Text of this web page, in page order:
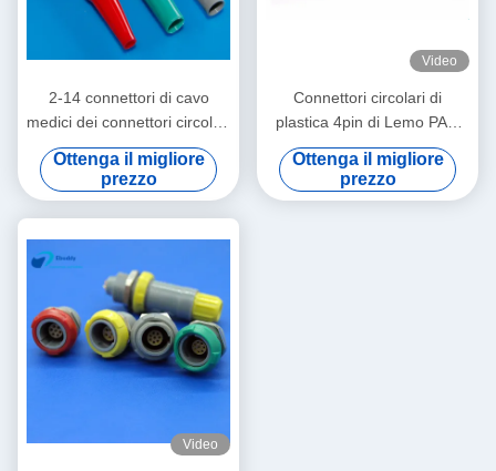
2-14 connettori di cavo
medici dei connettori circolari
di Pin della manica di
plastica di Redel PAG per il
monitor paziente
Ottenga il migliore
prezzo
Video
Connettori circolari di
plastica 4pin di Lemo PAG
PRG per la sonda
dell'ossigeno del sangue
Ottenga il migliore
prezzo
Video